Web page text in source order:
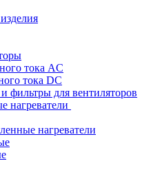
тока AC
тока DC
фильтры для вентиляторов
нагреватели
нагреватели